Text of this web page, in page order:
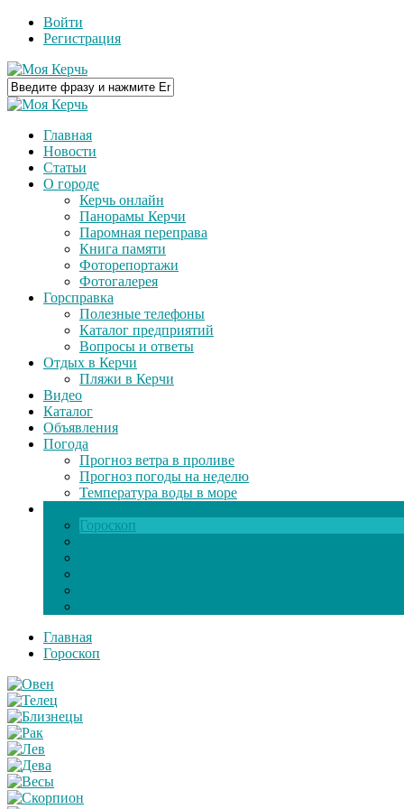
Войти
Регистрация
Главная
Новости
Статьи
О городе
Керчь онлайн
Панорамы Керчи
Паромная переправа
Книга памяти
Фоторепортажи
Фотогалерея
Горсправка
Полезные телефоны
Каталог предприятий
Вопросы и ответы
Отдых в Керчи
Пляжи в Керчи
Видео
Каталог
Объявления
Погода
Прогноз ветра в проливе
Прогноз погоды на неделю
Температура воды в море
Гороскоп
Главная
Гороскоп